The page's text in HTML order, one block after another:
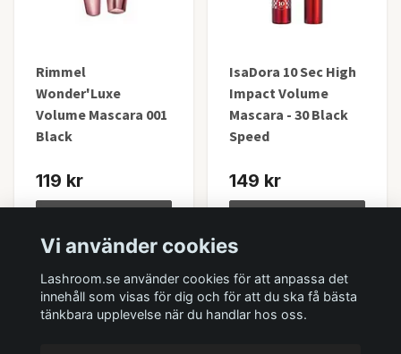
Rimmel
Wonder'Luxe
Volume Mascara 001
Black
119 kr
IsaDora 10 Sec High
Impact Volume
Mascara - 30 Black
Speed
149 kr
Vi använder cookies
Lashroom.se använder cookies för att anpassa det
innehåll som visas för dig och för att du ska få bästa
tänkbara upplevelse när du handlar hos oss.